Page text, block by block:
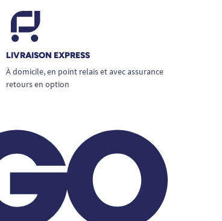
LIVRAISON EXPRESS
À domicile, en point relais et avec assurance
retours en option